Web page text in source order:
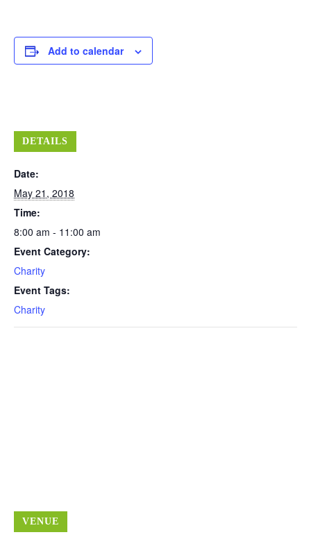
Add to calendar
DETAILS
Date:
May 21, 2018
Time:
8:00 am - 11:00 am
Event Category:
Charity
Event Tags:
Charity
VENUE